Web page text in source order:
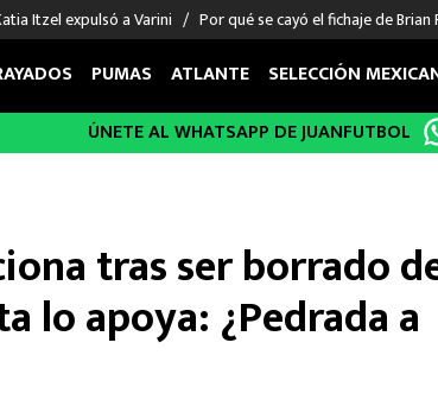
Itzel expulsó a Varini Por qué se cayó el fichaje de Brian
EN EL EXTRANJERO FIGURAS
Sergio Ramos
Giorgos Giakoumakis
André Jardine
NFL
PUMAS ATLANTE SELECCIÓN
ÚNETE AL WHATSAPP DE JUANFUTBOL
tras ser borrado
lo apoya: ¿Pedrada a